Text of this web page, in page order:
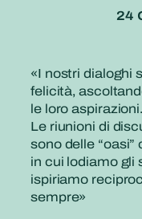
24
«I nostri dialoghi
felicità,
le loro aspirazioni.
Le riunioni di
sono delle
in cui lodiamo gli
ispiriamo
sempre»